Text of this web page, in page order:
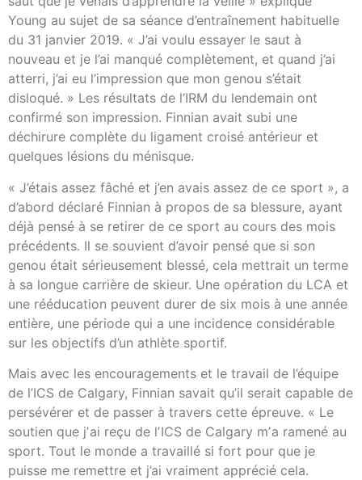
Young au sujet de sa séance d’entraînement habituelle
du 31 janvier 2019. « J’ai voulu essayer le saut à
nouveau et je l’ai manqué complètement, et quand j’ai
atterri, j’ai eu l’impression que mon genou s’était
disloqué. » Les résultats de l’IRM du lendemain ont
confirmé son impression. Finnian avait subi une
déchirure complète du ligament croisé antérieur et
quelques lésions du ménisque.
« J’étais assez fâché et j’en avais assez de ce sport », a
d’abord déclaré Finnian à propos de sa blessure, ayant
déjà pensé à se retirer de ce sport au cours des mois
précédents. Il se souvient d’avoir pensé que si son
genou était sérieusement blessé, cela mettrait un terme
à sa longue carrière de skieur. Une opération du LCA et
une rééducation peuvent durer de six mois à une année
entière, une période qui a une incidence considérable
sur les objectifs d’un athlète sportif.
Mais avec les encouragements et le travail de l’équipe
de l’ICS de Calgary, Finnian savait qu’il serait capable de
persévérer et de passer à travers cette épreuve. « Le
soutien que jʼai reçu de lʼICS de Calgary mʼa ramené au
sport. Tout le monde a travaillé si fort pour que je
puisse me remettre et j’ai vraiment apprécié cela.